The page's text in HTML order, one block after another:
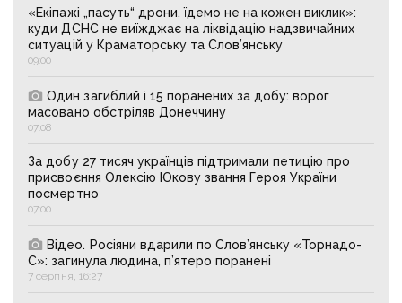
«Екіпажі „пасуть“ дрони, їдемо не на кожен виклик»:
куди ДСНС не виїжджає на ліквідацію надзвичайних
ситуацій у Краматорську та Слов’янську
09:00
Один загиблий і 15 поранених за добу: ворог
масовано обстріляв Донеччину
07:08
За добу 27 тисяч українців підтримали петицію про
присвоєння Олексію Юкову звання Героя України
посмертно
07:00
Відео. Росіяни вдарили по Слов’янську «Торнадо-
С»: загинула людина, п’ятеро поранені
7 серпня, 16:27